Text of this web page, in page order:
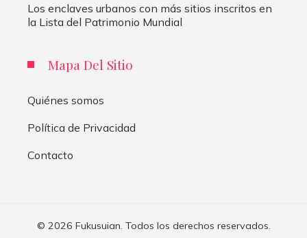
Los enclaves urbanos con más sitios inscritos en
la Lista del Patrimonio Mundial
Mapa Del Sitio
Quiénes somos
Política de Privacidad
Contacto
© 2026 Fukusuian. Todos los derechos reservados.